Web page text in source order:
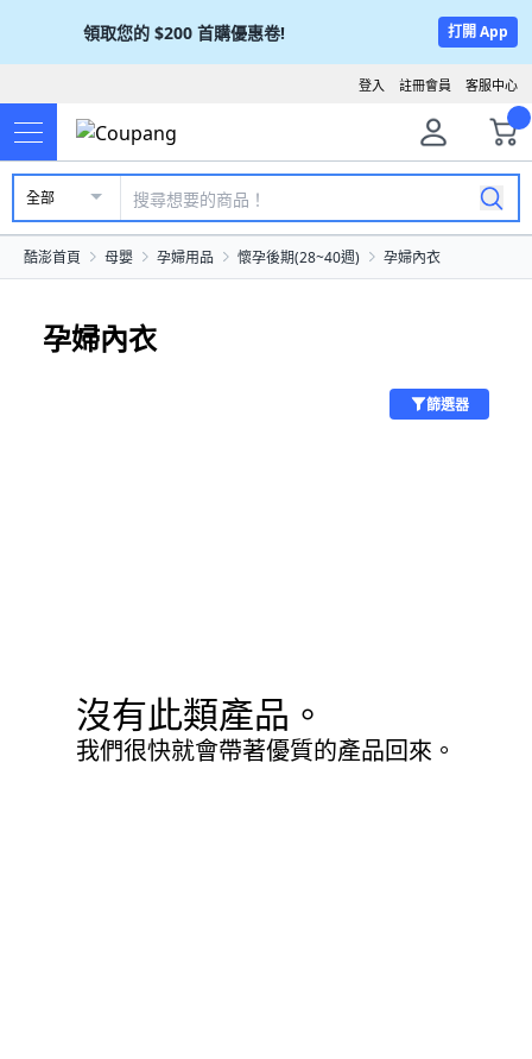
領取您的 $200 首購優惠卷! 打開 App
客服中心
註冊會員
登入
全部
酷澎首頁 母嬰 孕婦用品 懷孕後期(28~40週) 孕婦內衣
孕婦內衣
篩選器
沒有此類產品。
我們很快就會帶著優質的產品回來。